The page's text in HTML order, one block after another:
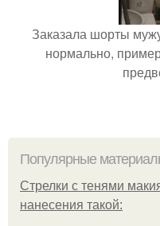
Заказала шорты
нормально,
Популярные
Стрелки с тенями
нанесения такой: